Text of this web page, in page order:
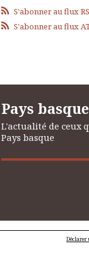
S'abonner au flux
S'abonner au flux
Pays
L'actualité de ceux
Pays basque
Déclarer